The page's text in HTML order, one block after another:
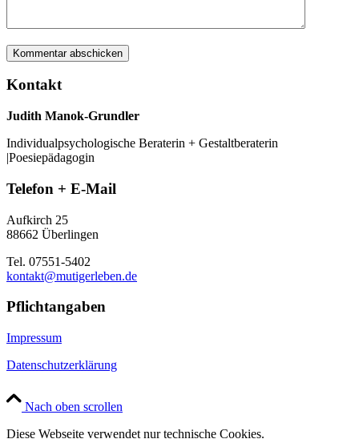
Kontakt
Judith Manok-Grundler
Individualpsychologische Beraterin + Gestaltberaterin
|Poesiepädagogin
Telefon + E-Mail
Aufkirch 25
88662 Überlingen
Tel. 07551-5402
kontakt@mutigerleben.de
Pflichtangaben
Impressum
Datenschutzerklärung
Nach oben scrollen
Diese Webseite verwendet nur technische Cookies.